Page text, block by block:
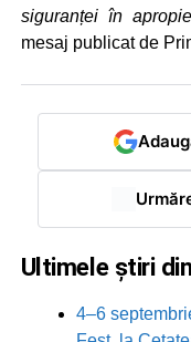
siguranței în
mesaj publicat de
Ultimele știri
4–6